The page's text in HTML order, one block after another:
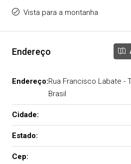
Vista para a montanha
Endereço
Endereço:Rua Francisco Labate -
Brasil
Cidade:
Estado:
Cep: